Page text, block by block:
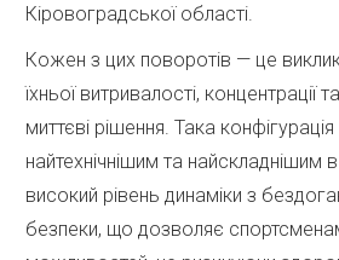
Кіровоградської області.
Кожен з цих поворотів — це
їхньої витривалості, концентрації
миттєві рішення. Така
найтехнічнішим та найскладнішим
високий рівень динаміки з
безпеки, що дозволяє